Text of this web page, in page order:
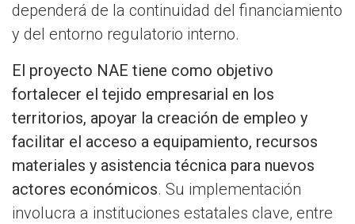
dependerá de la continuidad del financiamiento
y del entorno regulatorio interno.
El proyecto NAE tiene como objetivo
fortalecer el tejido empresarial en los
territorios, apoyar la creación de empleo y
facilitar el acceso a equipamiento, recursos
materiales y asistencia técnica para nuevos
actores económicos. Su implementación
involucra a instituciones estatales clave, entre